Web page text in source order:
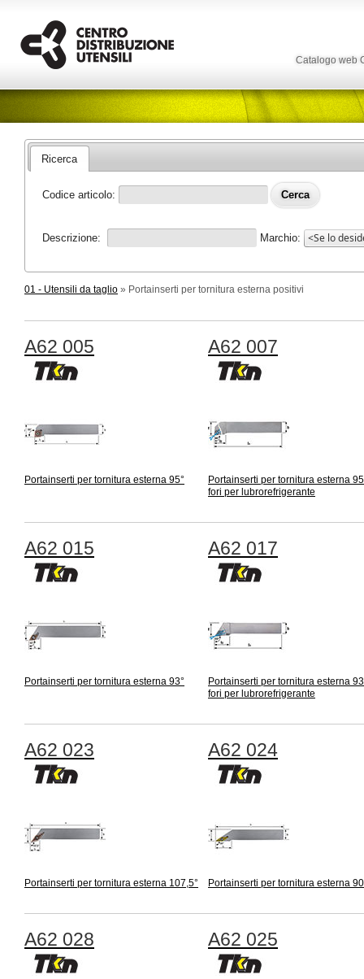
Catalogo web
Ricerca
Codice articolo:
Descrizione: Marchio:
01 - Utensili da taglio » Portainserti per tornitura esterna positivi
A62 005
Portainserti per tornitura esterna 95°
A62 007
Portainserti per tornitura esterna
fori per lubrorefrigerante
A62 015
Portainserti per tornitura esterna 93°
A62 017
Portainserti per tornitura esterna
fori per lubrorefrigerante
A62 023
Portainserti per tornitura esterna 107,5°
A62 024
Portainserti per tornitura esterna
A62 028 A62 025